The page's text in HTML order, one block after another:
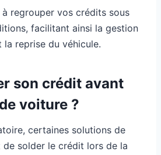
regrouper vos crédits sous
facilitant ainsi la gestion
reprise du véhicule.
son crédit avant
voiture ?
certaines solutions de
solder le crédit lors de la